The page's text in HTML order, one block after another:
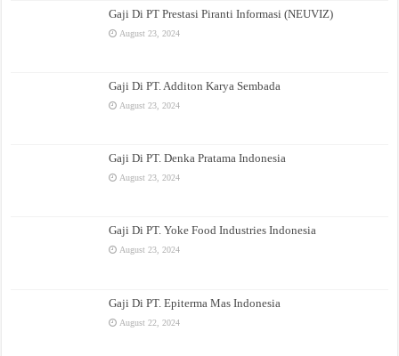
Gaji Di PT Prestasi Piranti Informasi (NEUVIZ)
August 23, 2024
Gaji Di PT. Additon Karya Sembada
August 23, 2024
Gaji Di PT. Denka Pratama Indonesia
August 23, 2024
Gaji Di PT. Yoke Food Industries Indonesia
August 23, 2024
Gaji Di PT. Epiterma Mas Indonesia
August 22, 2024